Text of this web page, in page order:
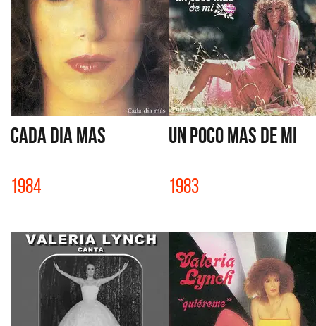
CADA DIA MAS
1984
UN POCO MAS DE MI
1983